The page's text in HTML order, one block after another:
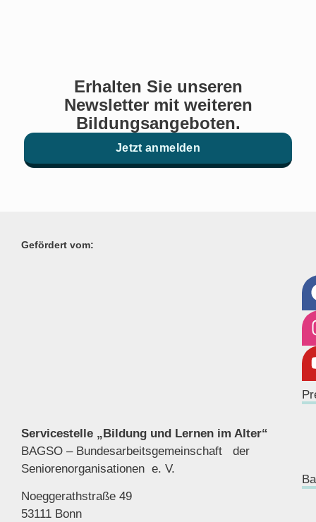
Erhalten Sie unseren
Newsletter mit weiteren
Bildungsangeboten.
Jetzt anmelden
Gefördert vom:
Servicestelle „Bildung und Lernen im Alter“
BAGSO – Bundesarbeitsgemeinschaft der
Seniorenorganisationen e. V.
Noeggerathstraße 49
53111 Bonn